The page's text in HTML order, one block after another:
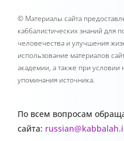
© Материалы сайта
каббалистических знаний для
человечества и улучшения
использование материалов
академии, а также при
упоминания источника.
По всем вопросам
сайта: